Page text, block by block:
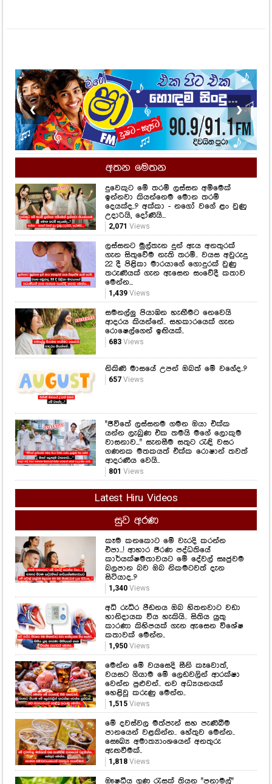
❮ ❯
අතන මෙතන
දුවෙකුට මේ තරම් ලස්සන අම්මෙක්
ඉන්නවා කියන්නෙම මොන තරම්
දෙයක්ද..? අක්කා - නගෝ වගේ ළං වුණු
උදාරියි, දෝණියි...
2,071 Views
ලස්සනට මුල්තැන දුන් ඇය අනතුරක්
ගැන සිතුවේම නැති තරම්.. වයස අවුරුදු
22 දී පිළිකා මාරයාගේ ගොදුරක් වුණු
තරුණියක් ගැන ඇසෙන සංවේදී කතාව
මෙන්න...
1,439Views
සමනල්ලු පියාඹන හැඟීමට නෙවෙයි
ආදරය කියන්නේ.. සහකාරයෙක් ගැන
රොෂෙල්ගෙන් ඉඟියක්..
683Views
නිකිණි මාසයේ උපන් ඔබත් මේ වගේද..?
657Views
"ජීවිතේ ලස්සනම ගමන ඔයා එක්ක
යන්න ලැබුණ එක තමයි මගේ ලොකුම
වාසනාව..." සැනසීම සතුට රැඳි වසර
ගණනක මතකයත් එක්ක රොෂාන් තවත්
ආදරණීය වෙයි..
801 Views
Latest Hiru Videos
සුව අරණ
කෑම කනකොට මේ වැරදි කරන්න
එපා...! ආහාර ජීරණ පද්ධතියේ
කාර්යක්ෂමතාවයට මේ දේවල් සෘජුවම
බලපාන බව ඔබ නිකමටවත් දැන
සිටියාද..?
1,340Views
අධි රුධිර පීඩනය ඔබ හිතනවාට වඩා
හානිදායක විය හැකියි.. සිතිය යුතු
කාරණා කිහිපයක් ගැන ඇසෙන විශේෂ
කතාවක් මෙන්න..
1,950Views
මෙන්න මේ වයසෙදි සීනි කෑවොත්,
වයසට ගියාම මේ ලෙඩවලින් ආරක්ෂා
වෙන්න පුළුවන්.. නව අධ්‍යයනයක්
හෙළිවූ කරුණු මෙන්න..
1,515Views
මේ දවස්වල මත්පැන් සහ පැණිබීම
පානයෙන් වළකින්න.. හේතුව මෙන්න..
සෞඛ්‍ය අමාත්‍යාංශයෙන් අනතුරු
ඇඟවීමක්..
1,818Views
ඖෂධීය ගුණ රැසක් තියන "පනාමල්"